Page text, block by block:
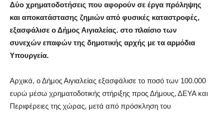
Δύο χρηματοδοτήσεις που αφορούν σε έργα πρόληψης
και αποκατάστασης ζημιών από φυσικές καταστροφές,
εξασφάλισε ο Δήμος Αιγιαλείας. στο πλαίσιο των
συνεχών επαφών της δημοτικής αρχής με τα αρμόδια
Υπουργεία.
Αρχικά, ο Δήμος Αιγιαλείας εξασφάλισε το ποσό των 100.000
ευρώ μέσω χρηματοδοτικής στήριξης προς Δήμους, ΔΕΥΑ και
Περιφέρειες της χώρας, μετά από πρόσκληση του